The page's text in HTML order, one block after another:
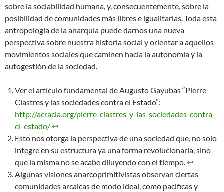
sobre la sociabilidad humana, y, consecuentemente, sobre la
posibilidad de comunidades más libres e igualitarias. Toda esta
antropología de la anarquía puede darnos una nueva
perspectiva sobre nuestra historia social y orientar a aquellos
movimientos sociales que caminen hacia la autonomía y la
autogestión de la sociedad.
Ver el artículo fundamental de Augusto Gayubas “Pierre
Clastres y las sociedades contra el Estado”:
http://acracia.org/pierre-clastres-y-las-sociedades-contra-
el-estado/↩︎
Esto nos otorga la perspectiva de una sociedad que, no solo
integre en su estructura ya una forma revolucionaria, sino
que la misma no se acabe diluyendo con el tiempo.↩︎
Algunas visiones anarcoprimitivistas observan ciertas
comunidades arcaicas de modo ideal, como pacificas y